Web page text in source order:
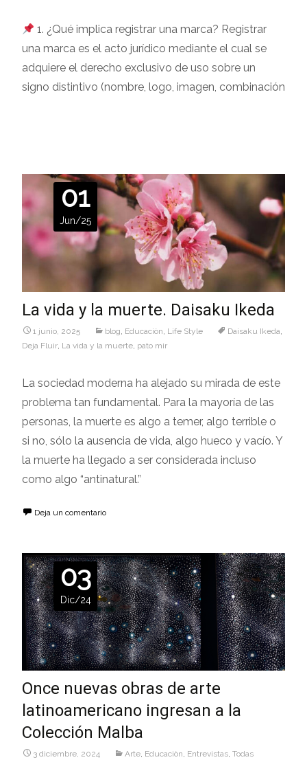
1. ¿Qué implica registrar una marca? Registrar
una marca es el acto jurídico mediante el cual se
adquiere el derecho exclusivo de uso sobre un
signo distintivo (nombre, logo, imagen, combinación
01
Jun/25
La vida y la muerte. Daisaku Ikeda
1 junio, 2025 blog, Educaciòn, Life Style Daisaku Ikeda,
Deja Fluir, La vida y la muerte, pato mir
La sociedad moderna ha alejado su mirada de este
problema tan fundamental. Para la mayoría de las
personas, la muerte es algo a temer, algo terrible o
si no, sólo la ausencia de vida, algo hueco y vacío. Y
la muerte ha llegado a ser considerada incluso
como algo “antinatural.”
Deja un comentario
03
Dic/24
Once nuevas obras de arte
latinoamericano ingresan a la
Colección Malba
3 diciembre, 2024 Arte, Educaciòn, Entrevistas, Todas